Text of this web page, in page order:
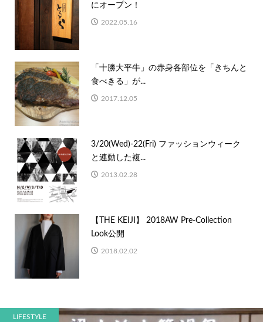
にオープン！
2022.05.16
「十勝大平牛」の赤身各部位を「きちんと
食べきる」が...
2017.12.05
3/20(Wed)-22(Fri) ファッションウィーク
と連動した複...
2013.02.28
【THE KEIJI】 2018AW Pre-Collection
Look公開
2018.02.02
LIFESTYLE